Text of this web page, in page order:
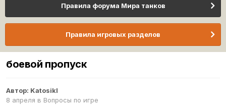
Правила форума Мира танков
Правила игровых разделов
боевой пропуск
Автор: Katosikl
8 апреля в Вопросы по игре